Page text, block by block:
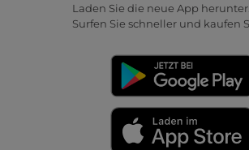
Laden Sie die neue App herunter.
Surfen Sie schneller und kaufen